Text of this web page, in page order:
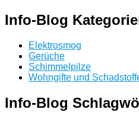
Info-Blog
Elektrosmog
Gerüche
Schimmelpilze
Wohngifte und
Info-Blog